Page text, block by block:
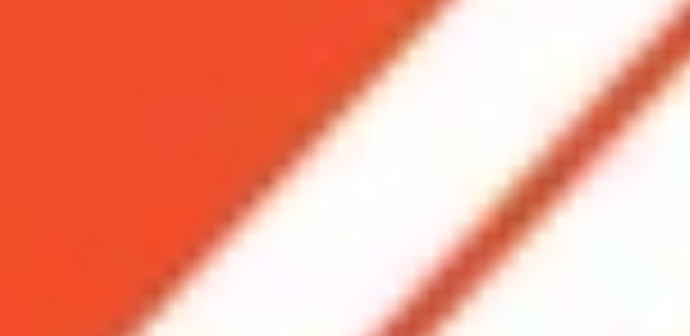
Xem nhanh Ẩn
1iPhone XS và iPhone XS Max là những siêu phẩm mới của